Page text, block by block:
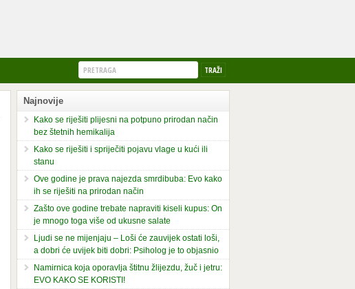
Najnovije
Kako se riješiti plijesni na potpuno prirodan način
bez štetnih hemikalija
Kako se riješiti i spriječiti pojavu vlage u kući ili
stanu
Ove godine je prava najezda smrdibuba: Evo kako
ih se riješiti na prirodan način
Zašto ove godine trebate napraviti kiseli kupus: On
je mnogo toga više od ukusne salate
Ljudi se ne mijenjaju – Loši će zauvijek ostati loši,
a dobri će uvijek biti dobri: Psiholog je to objasnio
Namirnica koja oporavlja štitnu žlijezdu, žuč i jetru:
EVO KAKO SE KORISTI!